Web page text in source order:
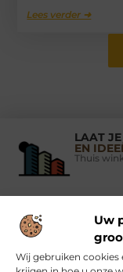
Uw
Wij gebruiken
Lees verder ➜
LAAT
EN
Thuis
Vind Ons Hier :